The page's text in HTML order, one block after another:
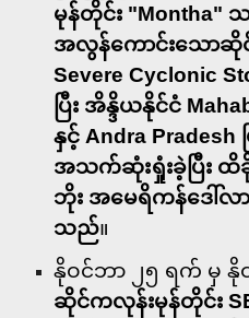
မုန်တိုင်း "Montha"
အလွန်ကောင်းသောဆို
Severe Cyclonic
ပြီး အိန္ဒိယနိုင်ငံ
နှင့် Andra
အသက်ဆုံးရှုံးခဲ့ပြီး ထိ
ဘိုး အမေရိကန်ဒေါ်
သည်။
နိုဝင်ဘာ ၂၅ ရက် မှ
ဆိုင်ကလုန်းမုန်တိုင်း